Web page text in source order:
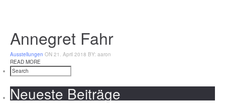
Annegret Fahr
Ausstellungen ON 21. April 2018 BY: aaron
READ MORE
Neueste Beiträge